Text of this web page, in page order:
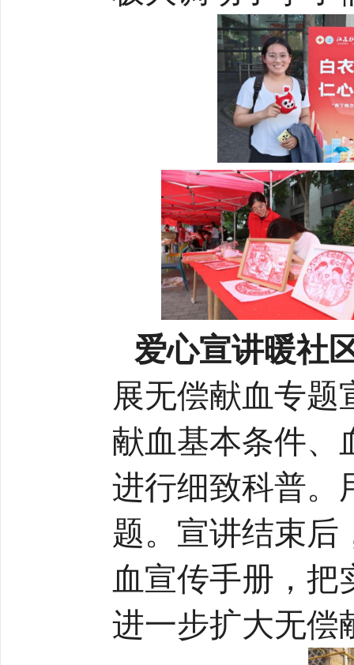
爱心宣讲暖社
展无偿献血专
献血基本条件、
进行细致科普。
题。宣讲结束
血宣传手册，
进一步扩大无偿